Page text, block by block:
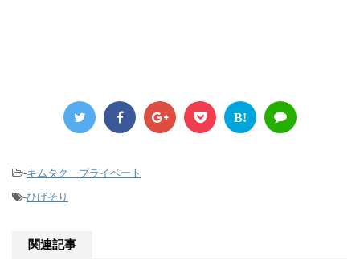
B!
-キムタク プライベート
-ひげそり
関連記事